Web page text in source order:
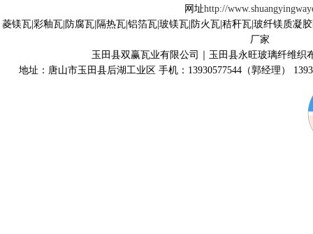
网址http://
菱镁瓦|彩釉瓦|防腐瓦|隔热瓦|铝箔瓦|玻镁瓦|防火瓦|秸秆瓦|玻纤镁质凝
厂家
玉田县双赢瓦业有限公司｜玉田县永旺玻璃纤维织
地址：唐山市玉田县后湖工业区 手机：13930577544（郭经理）